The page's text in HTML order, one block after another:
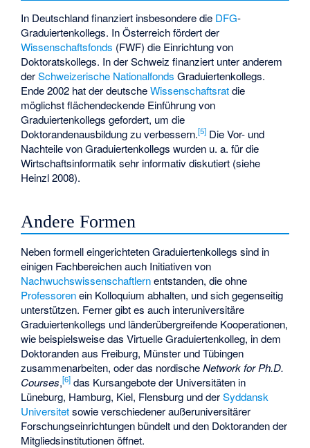
In Deutschland finanziert insbesondere die DFG-
Graduiertenkollegs. In Österreich fördert der
Wissenschaftsfonds (FWF) die Einrichtung von
Doktoratskollegs. In der Schweiz finanziert unter anderem
derSchweizerische Nationalfonds Graduiertenkollegs.
Ende 2002 hat der deutscheWissenschaftsratdie
möglichst flächendeckende Einführung von
Graduiertenkollegs gefordert, um die
Doktorandenausbildung zu verbessern.[5] Die Vor- und
Nachteile von Graduiertenkollegs wurden u. a. für die
Wirtschaftsinformatik sehr informativ diskutiert (siehe
Heinzl 2008).
Andere Formen
Neben formell eingerichteten Graduiertenkollegs sind in
einigen Fachbereichen auch Initiativen von
Nachwuchswissenschaftlernentstanden, die ohne
Professorenein Kolloquium abhalten, und sich gegenseitig
unterstützen. Ferner gibt es auch interuniversitäre
Graduiertenkollegs und länderübergreifende Kooperationen,
wie beispielsweise dasVirtuelle Graduiertenkolleg, in dem
Doktoranden aus Freiburg, Münster und Tübingen
zusammenarbeiten, oder das nordischeNetwork for Ph.D.
Courses,[6] das Kursangebote der Universitäten in
Lüneburg, Hamburg, Kiel, Flensburg und derSyddansk
Universitetsowie verschiedener außeruniversitärer
Forschungseinrichtungen bündelt und den Doktoranden der
Mitgliedsinstitutionen öffnet.